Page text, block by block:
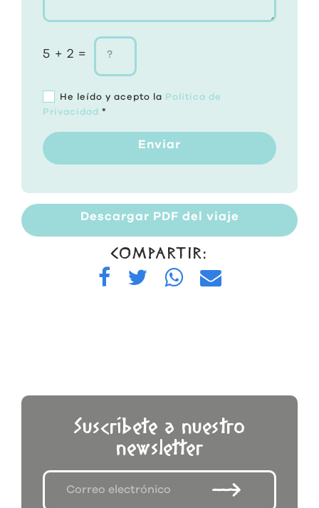
5 + 2 =
He leído y acepto la Política de
Privacidad *
Enviar
Descargar PDF del viaje
COMPARTIR:
Suscríbete a nuestro
newsletter